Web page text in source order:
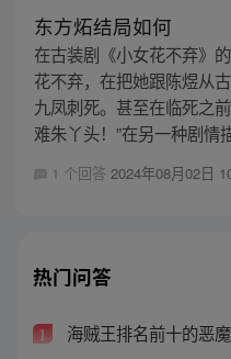
东方炻结局如何
在古装剧《小女花不弃》
花不弃，在把她跟陈煜从
九凤刺死。甚至在临死之
难朱丫头！”在另一种剧情
1 个回答 2024年08月02日
热门问答
1 海贼王排名前十的恶